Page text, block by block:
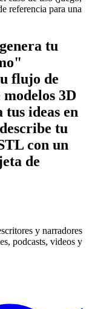
referencia para una
tu
flujo de
3D
ideas en
tu
con un
de
y narradores
podcasts, videos y